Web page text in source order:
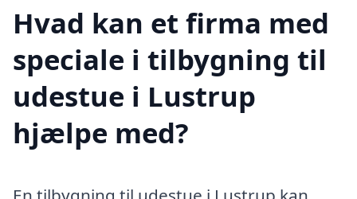
Hvad kan et firma med
speciale i tilbygning til
udestue i Lustrup
hjælpe med?